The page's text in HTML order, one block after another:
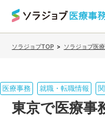
ソラジョブTOP > ソラジョブ医
医療事務 就職・転職情報
東京で医療事